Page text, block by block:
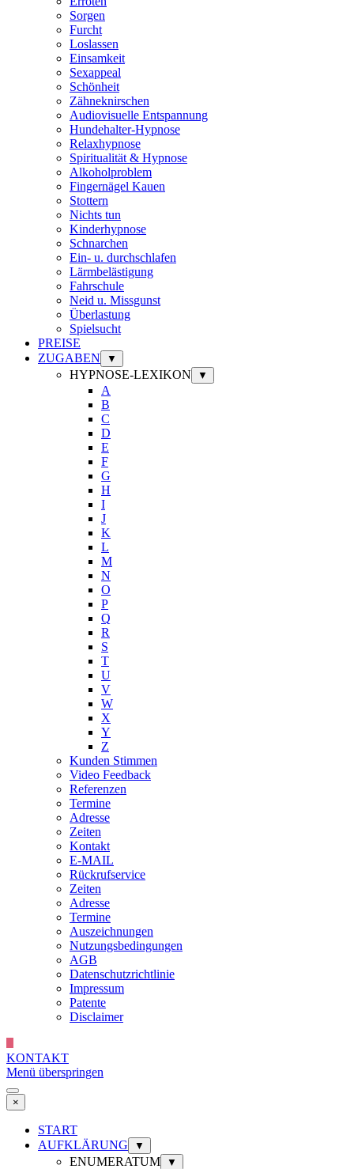
Sorgen
Furcht
Loslassen
Einsamkeit
Sexappeal
Schönheit
Zähneknirschen
Audiovisuelle Entspannung
Hundehalter-Hypnose
Relaxhypnose
Spiritualität & Hypnose
Alkoholproblem
Fingernägel Kauen
Stottern
Nichts tun
Kinderhypnose
Schnarchen
Ein- u. durchschlafen
Lärmbelästigung
Fahrschule
Neid u. Missgunst
Überlastung
Spielsucht
PREISE
ZUGABEN
▼
HYPNOSE-LEXIKON ▼
A
B
C
D
E
F
G
H
I
J
K
L
M
N
O
P
Q
R
S
T
U
V
W
X
Y
Z
Kunden Stimmen
Video Feedback
Referenzen
Termine
Adresse
Zeiten
Kontakt
E-MAIL
Rückrufservice
Zeiten
Adresse
Termine
Auszeichnungen
Nutzungsbedingungen
AGB
Datenschutzrichtlinie
Impressum
Patente
Disclaimer
KONTAKT
Menü überspringen
×
START
AUFKLÄRUNG
▼
ENUMERATUM ▼